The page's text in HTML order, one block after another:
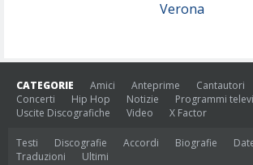
Verona
CATEGORIE Amici Anteprime Cantautori
Concerti
Hip Hop Notizie
Programmi
Uscite Discografiche
Video X Factor
Testi Discografie Accordi Biografie
Traduzioni
Ultimi